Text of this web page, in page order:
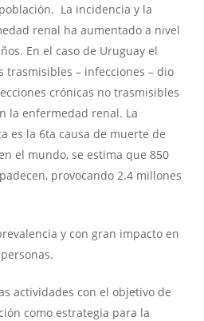
La incidencia y la
renal ha aumentado a nivel
En el caso de Uruguay el
trasmisibles – infecciones – dio
crónicas no trasmisibles
la enfermedad renal. La
es la 6ta causa de muerte de
el mundo, se estima que 850
provocando 2.4 millones
y con gran impacto en
actividades con el objetivo de
como estrategia para la